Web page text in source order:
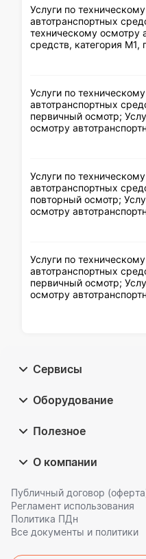
Услуги по
автотранспортных
техническому осмотру
средств, категория М1,
Услуги по
автотранспортных
первичный осмотр;
осмотру
Услуги по
автотранспортных
повторный осмотр;
осмотру
Услуги по
автотранспортных
первичный осмотр;
осмотру
Сервисы
Оборудование
Полезное
О компании
Публичный договор
Регламент использования
Политика ПДн
Все документы и политики